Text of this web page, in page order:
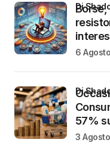
di
6
57%
di
3